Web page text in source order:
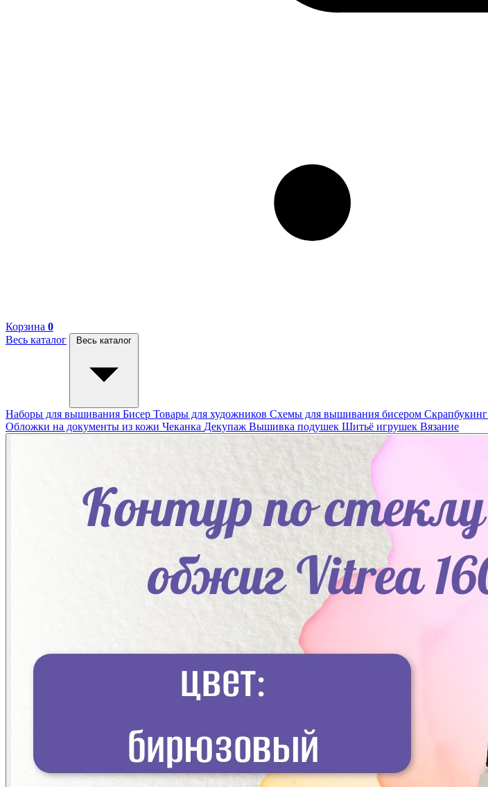
Корзина 0
Весь каталог
Весь каталог
Наборы для вышивания Бисер Товары для художников Схемы для вышивания бисером Скрапбукинг
Обложки на документы из кожи Чеканка Декупаж Вышивка подушек Шитьё игрушек Вязание